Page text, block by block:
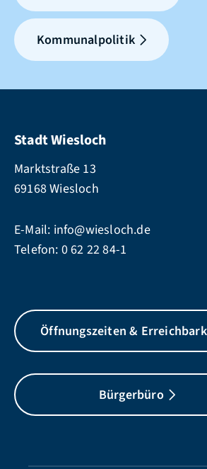
Kommunalpolitik
Stadt Wiesloch
Marktstraße 13
69168 Wiesloch
E-Mail: info@wiesloch.de
Telefon: 0 62 22 84-1
Öffnungszeiten &
Bürgerbüro